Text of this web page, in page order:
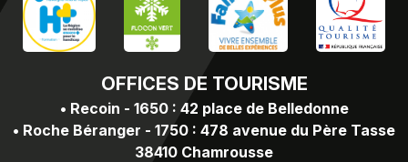
OFFICES DE TOURISME
• Recoin - 1650 : 42 place de Belledonne
• Roche Béranger - 1750 : 478 avenue du Père Tasse
38410 Chamrousse